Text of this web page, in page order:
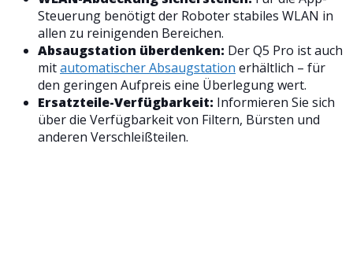
Steuerung benötigt der Roboter stabiles WLAN in
allen zu reinigenden Bereichen.
Absaugstation überdenken: Der Q5 Pro ist auch
mitautomatischer Absaugstation erhältlich – für
den geringen Aufpreis eine Überlegung wert.
Ersatzteile-Verfügbarkeit: Informieren Sie sich
über die Verfügbarkeit von Filtern, Bürsten und
anderen Verschleißteilen.